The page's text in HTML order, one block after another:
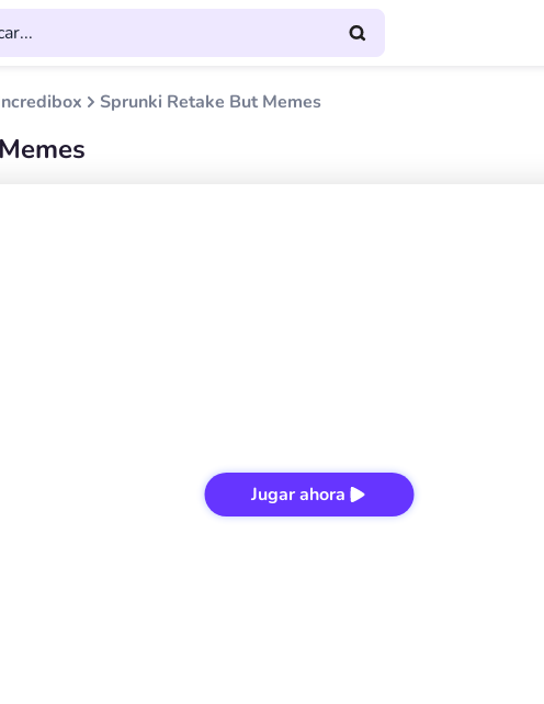
Sprunki Retake But Memes
Jugar ahora